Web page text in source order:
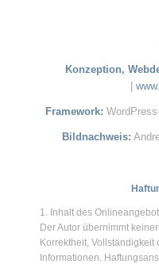
Konzeption,
Framework:
Bildnachweis:
1. Inhalt des
Der Autor übernimmt
Korrektheit,
Informationen.